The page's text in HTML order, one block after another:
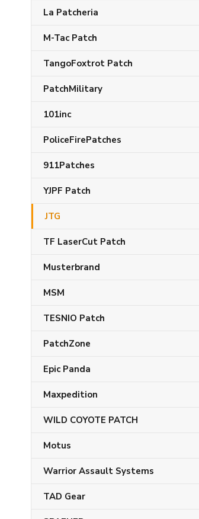
La Patcheria
M-Tac Patch
TangoFoxtrot Patch
PatchMilitary
101inc
PoliceFirePatches
911Patches
YJPF Patch
JTG
TF LaserCut Patch
Musterbrand
MSM
TESNIO Patch
PatchZone
Epic Panda
Maxpedition
WILD COYOTE PATCH
Motus
Warrior Assault Systems
TAD Gear